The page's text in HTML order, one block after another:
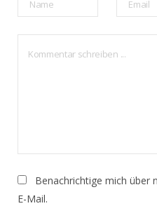
Benachrichtige mich über
E-Mail.